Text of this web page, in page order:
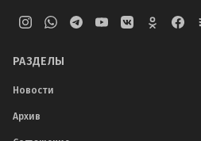
РАЗДЕЛЫ
Новости
Архив